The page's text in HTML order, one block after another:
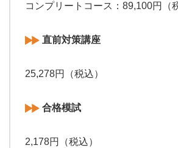
コンプリートコース：89,100円（
直前対策講座
25,278円（税込）
合格模試
2,178円（税込）